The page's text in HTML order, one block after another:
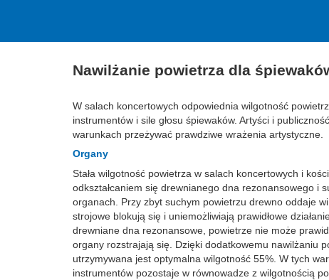
Nawilżanie powietrza dla
W salach koncertowych odpowiednia wilgotność
instrumentów i sile głosu śpiewaków. Artyści i
warunkach przeżywać prawdziwe wrażenia artystyczne.
Organy
Stała wilgotność powietrza w salach koncertowych i
odkształcaniem się drewnianego dna rezonansowego i
organach. Przy zbyt suchym powietrzu drewno oddaje
strojowe blokują się i uniemożliwiają prawidłowe
drewniane dna rezonansowe, powietrze nie może
organy rozstrajają się. Dzięki dodatkowemu nawilżaniu
utrzymywana jest optymalna wilgotność 55%. W tych
instrumentów pozostaje w równowadze z wilgotnością